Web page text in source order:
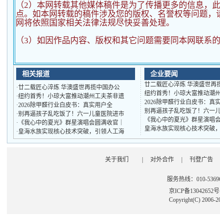
（2） 本网转载其他媒体稿件是为了传播更多的信息，
点。如本网转载的稿件涉及您的版权、名誉权等问题，
网将依照国家相关法律法规尽快妥善处理。
（3）如因作品内容、版权和其它问题需要同本网联系
相关报道
·廿二载匠心淬炼 华澳盛世再揽中国办公
·纽约首秀！小琼大富推动潮州工夫茶非遗
·2026除甲醛行业白皮书：真实用户全
·别再逼孩子乱吃饭了！六一儿童医院进市
· 《我心中的夏光》群星演唱会圆满收官｜
·皇海水族实现核心技术突破，引领人工海
企业要闻
廿二载匠心淬炼 华澳盛世再
纽约首秀！小琼大富推动潮
2026除甲醛行业白皮书：真
别再逼孩子乱吃饭了！六一
《我心中的夏光》群星演唱
皇海水族实现核心技术突破
关于我们 对外合作 刊登广告
服务热线：010-
京ICP备13042652
Copyright(C) 2006-